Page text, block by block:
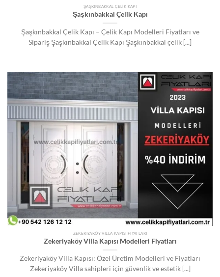
ŞAŞKINBAKKAL ÇELIK KAPI
Şaşkınbakkal Çelik Kapı
Şaşkınbakkal Çelik Kapı – Çelik Kapı Modelleri Fiyatları ve
Sipariş Şaşkınbakkal Çelik Kapı Şaşkınbakkal çelik [...]
ZEKERIYAKÖY VILLA KAPISI FIYATLARI
Zekeriyaköy Villa Kapısı Modelleri Fiyatları
Zekeriyaköy Villa Kapısı: Özel Üretim Modelleri ve Fiyatları
Zekeriyaköy Villa sahipleri için güvenlik ve estetik [...]